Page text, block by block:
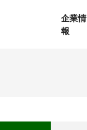
企業情
報